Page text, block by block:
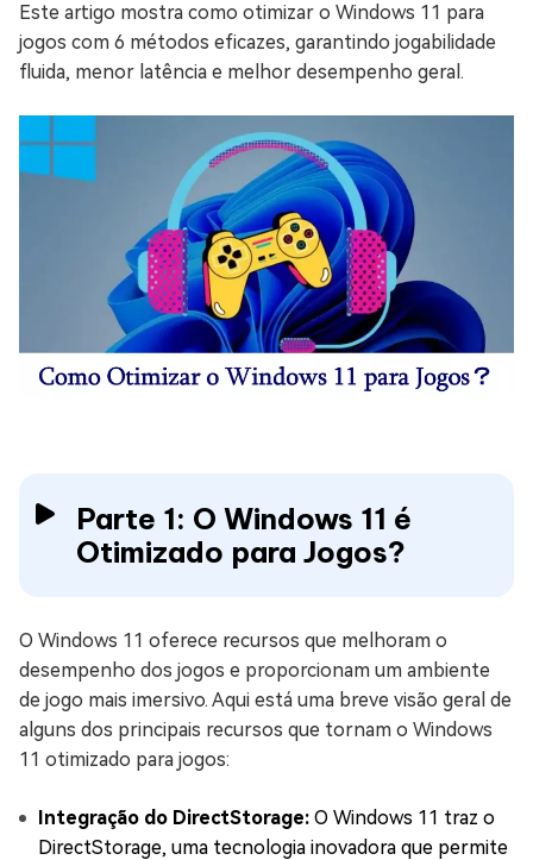
Este artigo mostra como otimizar o Windows 11 para
jogos com 6 métodos eficazes, garantindo jogabilidade
fluida, menor latência e melhor desempenho geral.
Parte 1: O Windows 11 é
Otimizado para Jogos?
O Windows 11 oferece recursos que melhoram o
desempenho dos jogos e proporcionam um ambiente
de jogo mais imersivo. Aqui está uma breve visão geral de
alguns dos principais recursos que tornam o Windows
11 otimizado para jogos:
Integração do DirectStorage: O Windows 11 traz o
DirectStorage, uma tecnologia inovadora que permite